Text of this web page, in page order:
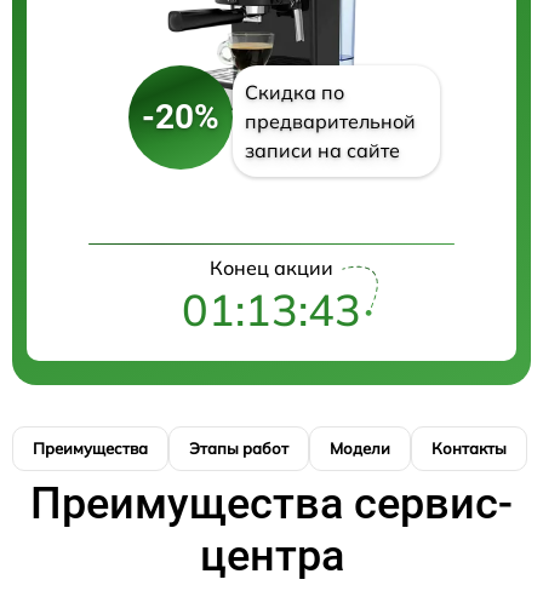
-20%
Скидка по
предварительной
записи на сайте
Конец акции
01:13:43
Преимущества Этапы работ Модели Контакты
Преимущества сервис-
центра